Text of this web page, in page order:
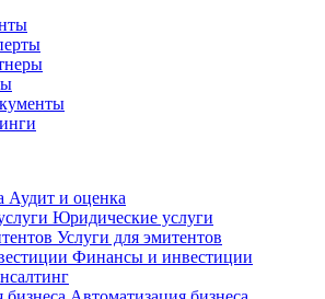
Аудит и оценка
Юридические услуги
Услуги для эмитентов
Финансы и инвестиции